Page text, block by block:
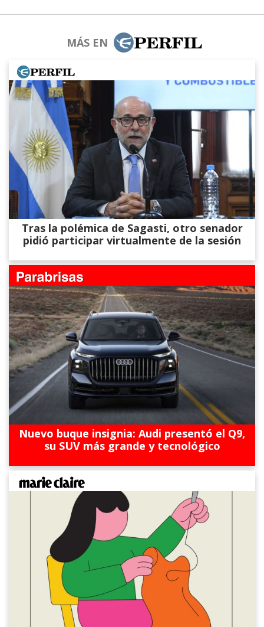
MÁS EN
Tras la polémica de Sagasti, otro senador
pidió participar virtualmente de la sesión
Nuevo buque insignia: Audi presentó el Q9,
su SUV más grande y tecnológico